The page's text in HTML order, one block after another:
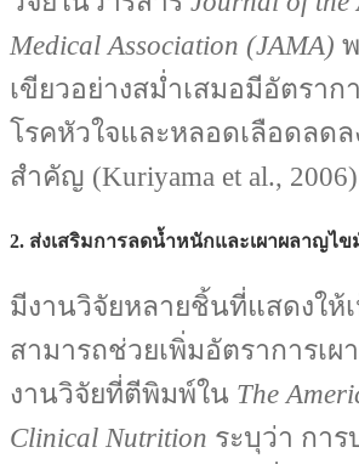
Medical Association (JAMA)
เขียวอย่างสม่ำเสมอมีอัตราก
โรคหัวใจและหลอดเลือดลด
สำคัญ (Kuriyama et al.,
2. ส่งเสริมการลดน้ำหนักและเผาผลาญไข
มีงานวิจัยหลายชิ้นที่แสดงให้
สามารถช่วยเพิ่มอัตราการเ
งานวิจัยที่ตีพิมพ์ใน The
Clinical Nutrition ระบุว่า กา